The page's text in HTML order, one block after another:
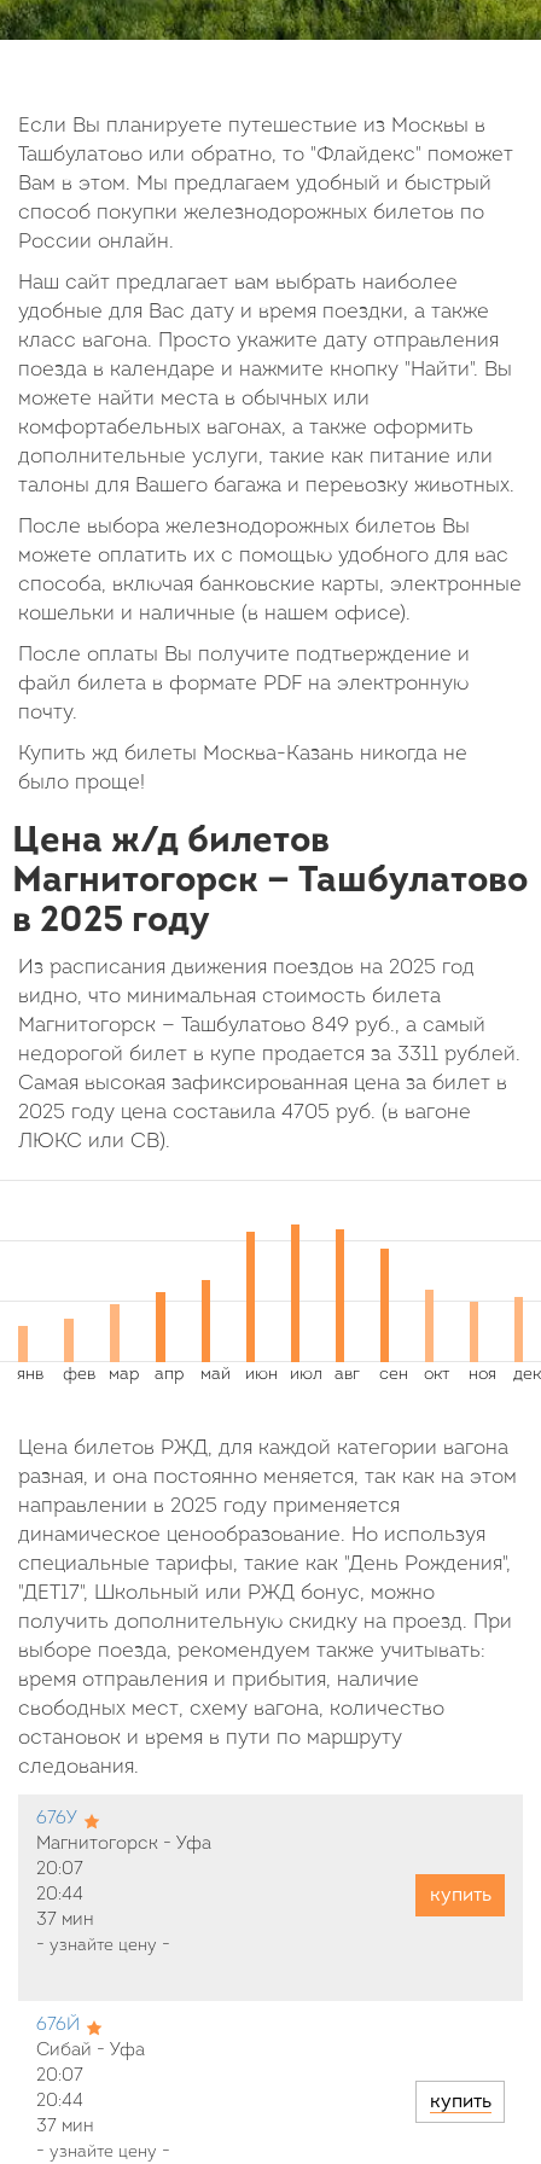
Если Вы планируете путешествие из Москвы в
Ташбулатово или обратно, то "Флайдекс" поможет
Вам в этом. Мы предлагаем удобный и быстрый
способ покупки железнодорожных билетов по
России онлайн.
Наш сайт предлагает вам выбрать наиболее
удобные для Вас дату и время поездки, а также
класс вагона. Просто укажите дату отправления
поезда в календаре и нажмите кнопку "Найти". Вы
можете найти места в обычных или
комфортабельных вагонах, а также оформить
дополнительные услуги, такие как питание или
талоны для Вашего багажа и перевозку животных.
После выбора железнодорожных билетов Вы
можете оплатить их с помощью удобного для вас
способа, включая банковские карты, электронные
кошельки и наличные (в нашем офисе).
После оплаты Вы получите подтверждение и
файл билета в формате PDF на электронную
почту.
Купить жд билеты Москва-Казань никогда не
было проще!
Цена ж/д билетов
Магнитогорск — Ташбулатово
в 2025 году
Из расписания движения поездов на 2025 год
видно, что минимальная стоимость билета
Магнитогорск — Ташбулатово 849 руб., а самый
недорогой билет в купе продается за 3311 рублей.
Самая высокая зафиксированная цена за билет в
2025 году цена составила 4705 руб. (в вагоне
ЛЮКС или СВ).
Цена билетов РЖД, для каждой категории вагона
разная, и она постоянно меняется, так как на этом
направлении в 2025 году применяется
динамическое ценообразование. Но используя
специальные тарифы, такие как "День Рождения",
"ДЕТ17", Школьный или РЖД бонус, можно
получить дополнительную скидку на проезд. При
выборе поезда, рекомендуем также учитывать:
время отправления и прибытия, наличие
свободных мест, схему вагона, количество
остановок и время в пути по маршруту
следования.
676У
Магнитогорск - Уфа
20:07
20:44
37 мин
- узнайте цену -
купить
676Й
Сибай - Уфа
20:07
20:44
37 мин
- узнайте цену -
купить
14
15 16 17 18 19
20
Октябрь 2026
5
6 7 8 9 10
11
12
13 14 15 16 17
18
19
20 21 22 23
31